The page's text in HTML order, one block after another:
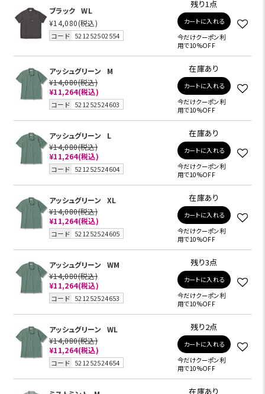
ブラック
WL
¥14,080(税込)
コード 521252502554
残り1点
カートに入れる
今だけクーポン利
用で10%OFF
アッシュグリーン
M
¥14,080(税込)
¥11,264(税込)
コード 521252524603
在庫あり
カートに入れる
今だけクーポン利
用で10%OFF
アッシュグリーン
L
¥14,080(税込)
¥11,264(税込)
コード 521252524604
在庫あり
カートに入れる
今だけクーポン利
用で10%OFF
アッシュグリーン XL
¥14,080(税込)
¥11,264(税込)
コード 521252524605
在庫あり
カートに入れる
今だけクーポン利
用で10%OFF
アッシュグリーン WM
¥14,080(税込)
¥11,264(税込)
コード 521252524653
残り3点
カートに入れる
今だけクーポン利
用で10%OFF
アッシュグリーン WL
¥14,080(税込)
¥11,264(税込)
コード 521252524654
残り2点
カートに入れる
今だけクーポン利
用で10%OFF
在庫あり